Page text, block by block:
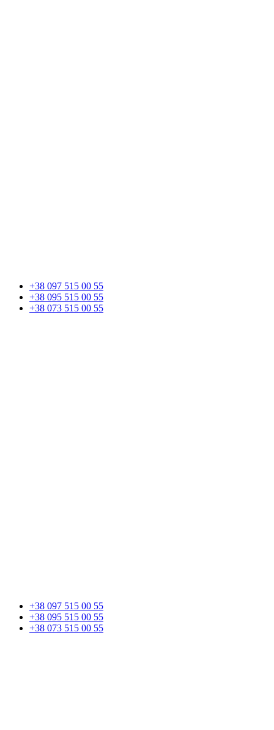
+38 097 515 00 55
+38 095 515 00 55
+38 073 515 00 55
+38 097 515 00 55
+38 095 515 00 55
+38 073 515 00 55